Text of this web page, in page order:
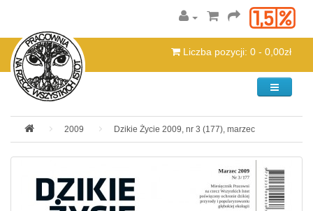
Liczba pozycji: 0 - 0,00zł
Kategorie
2009 Dzikie Życie 2009, nr 3 (177), marzec